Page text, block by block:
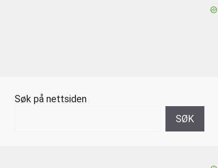
Søk på nettsiden
SØK